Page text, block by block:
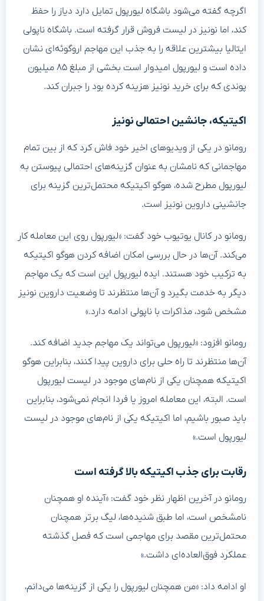
اگرچه گفته می‌شود باشگاه لیورپول تمایل دارد دیاز را حفظ
کند، اما نونیز در لیست فروش قرار گرفته است. باشگاه ناپولی
ایتالیا بیشترین علاقه را به جذب این مهاجم اروگوئه‌ای نشان
داده است و لیورپول امیدوار است بخشی از مبلغ ۸۵ میلیون
پوندی که برای خرید نونیز هزینه کرده بود را جبران کند.
اکیتیکه، جانشین احتمالی نونیز
رومانو در یکی از ویدیوهای اخیر خود فاش کرد که از بین تمام
مهاجمانی که نامشان به عنوان گزینه‌های احتمالی پیوستن به
لیورپول مطرح شده، هوگو اکیتیکه محتمل‌ترین گزینه برای
جانشینی داروین نونیز است.
رومانو در کانال یوتیوب خود گفت: «لیورپول روی این معامله کار
می‌کند. آن‌ها در حال بررسی امکان اضافه کردن هوگو اکیتیکه
به ترکیب خود هستند. ایده لیورپول این است که یک مهاجم
دیگر به خدمت بگیرد و آن‌ها منتظرند تا وضعیت داروین نونیز
مشخص شود، مذاکرات با ناپولی ادامه دارد.»
رومانو افزود: «لیورپول می‌تواند یک مهاجم جدید اضافه کند.
آن‌ها منتظرند تا راه حلی برای داروین پیدا کنند، بنابراین هوگو
اکیتیکه همچنان یکی از نام‌های موجود در لیست لیورپول
است. البته، این معامله امروز یا فردا انجام نمی‌شود، بنابراین
باید صبور باشیم، اما اکیتیکه یکی از نام‌های موجود در لیست
لیورپول است.»
رقابت برای جذب اکیتیکه بالا گرفته است
رومانو در آخرین اظهار نظر خود گفت: «آینده او همچنان
نامشخص است، اما طبق شنیده‌ها، لیگ برتر همچنان
محتمل‌ترین مقصد برای مهاجمی است که فصل گذشته
عملکرد فوق‌العاده‌ای داشت.»
او ادامه داد: «من همچنان لیورپول را یکی از گزینه‌ها می‌دانم،